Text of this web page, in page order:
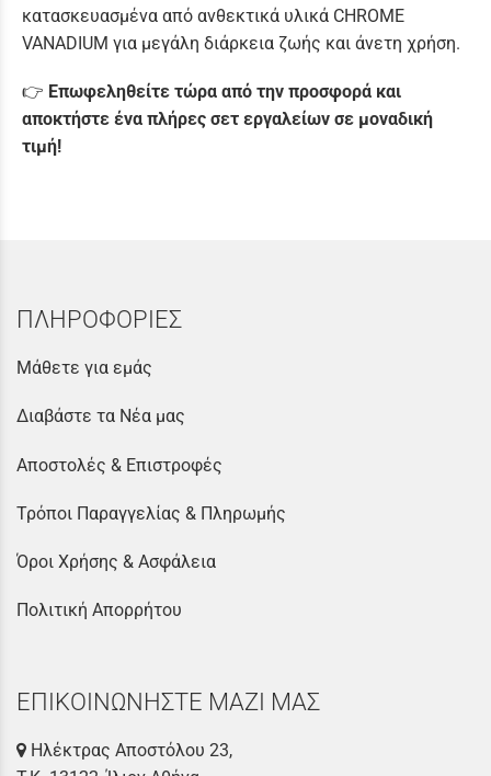
κατασκευασμένα από ανθεκτικά υλικά CHROME
VANADIUM για μεγάλη διάρκεια ζωής και άνετη χρήση.
👉 Επωφεληθείτε τώρα από την προσφορά και
αποκτήστε ένα πλήρες σετ εργαλείων σε μοναδική
τιμή!
ΠΛΗΡΟΦΟΡΙΕΣ
Μάθετε για εμάς
Διαβάστε τα Νέα μας
Αποστολές & Επιστροφές
Τρόποι Παραγγελίας & Πληρωμής
Όροι Χρήσης & Ασφάλεια
Πολιτική Απορρήτου
ΕΠΙΚΟΙΝΩΝΗΣΤΕ ΜΑΖΙ ΜΑΣ
Ηλέκτρας Αποστόλου 23,